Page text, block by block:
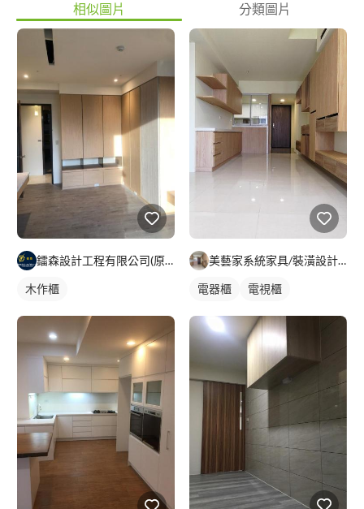
相似圖片 分類圖片
鐳森設計工程有限公司(原水立方興業有限公司)
木作櫃
美藝家系統家具/裝潢設計/統包服務
電器櫃 電視櫃